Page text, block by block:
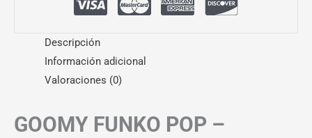
Descripción
Información adicional
Valoraciones (0)
GOOMY FUNKO POP –